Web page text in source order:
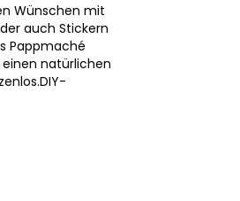
Wünschen mit
auch Stickern
Pappmaché
natürlichen